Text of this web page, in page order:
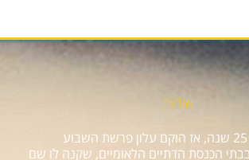
אודות
הכל התחיל לפני 25 שנה, אז הוקם עלון פרשת השבוע
הכנסת הדתיים הלאומיים, שקנה לו שם